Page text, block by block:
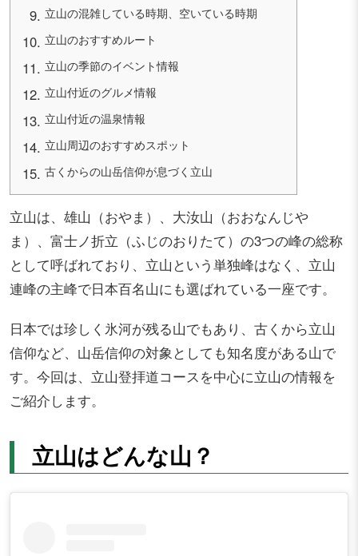
立山の混雑している時期、空いている時期
立山のおすすめルート
立山の季節のイベント情報
立山付近のグルメ情報
立山付近の温泉情報
立山周辺のおすすめスポット
古くからの山岳信仰が息づく立山
立山は、雄山（おやま）、大汝山（おおなんじや
ま）、富士ノ折立（ふじのおりたて）の3つの峰の総称
として呼ばれており、立山という単独峰はなく、立山
連峰の主峰で日本百名山にも選ばれている一座です。
日本では珍しく氷河が残る山でもあり、古くから立山
信仰など、山岳信仰の対象としても知名度がある山で
す。今回は、立山登拝道コースを中心に立山の情報を
ご紹介します。
立山はどんな山？